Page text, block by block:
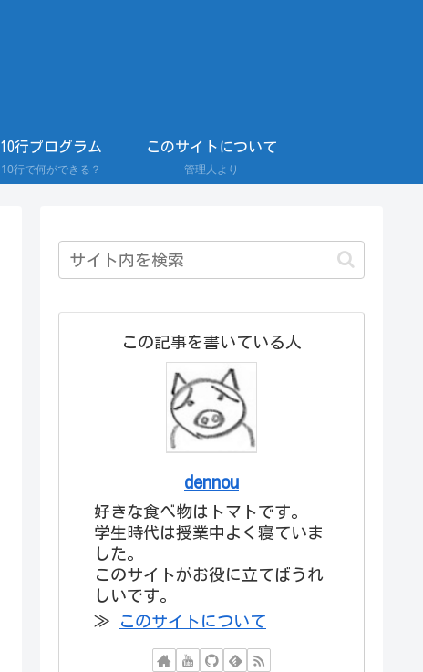
10行プログラム
10行で何ができる？
このサイトについて
管理人より
この記事を書いている人
dennou
好きな食べ物はトマトです。
学生時代は授業中よく寝ていま
した。
このサイトがお役に立てばうれ
しいです。
≫
このサイトについて